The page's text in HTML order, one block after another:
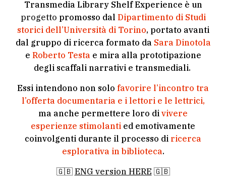
Transmedia Library Shelf Experience è un
progetto promosso dal Dipartimento di Studi
storici dell’Università di Torino, portato avanti
dal gruppo di ricerca formato da Sara Dinotola
e Roberto Testa e mira alla prototipazione
degli scaffali narrativi e transmediali.
Essi intendono non solo favorire l’incontro tra
l’offerta documentaria e i lettori e le lettrici,
ma anche permettere loro di vivere
esperienze stimolanti ed emotivamente
coinvolgenti durante il processo di ricerca
esplorativa in biblioteca.
🇬🇧 ENG version HERE 🇬🇧